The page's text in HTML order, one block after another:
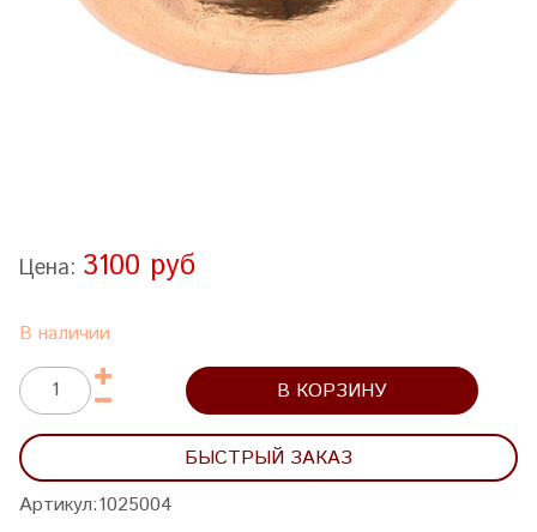
Цена: 3100 руб
В наличии
В КОРЗИНУ
БЫСТРЫЙ ЗАКАЗ
Артикул:1025004